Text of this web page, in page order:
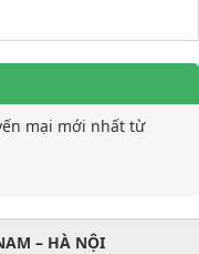
mại mới nhất từ
– HÀ NỘI